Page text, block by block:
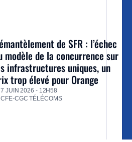
de SFR : l’échec
modèle de la concurrence sur
infrastructures uniques, un
trop élevé pour Orange
7 JUIN 2026 - 12H58
CFE-CGC TÉLÉCOMS